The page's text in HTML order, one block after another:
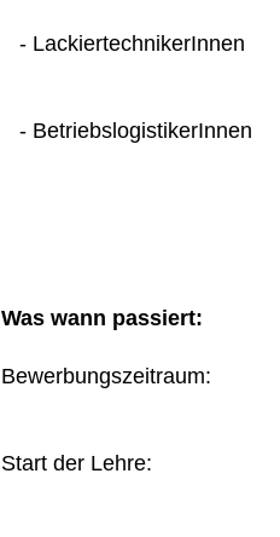
- LackiertechnikerInnen
- BetriebslogistikerInnen
Was wann passiert:
Bewerbungszeitraum:
Start der Lehre: